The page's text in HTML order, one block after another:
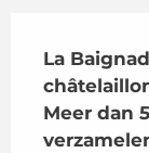
La
Meer dan